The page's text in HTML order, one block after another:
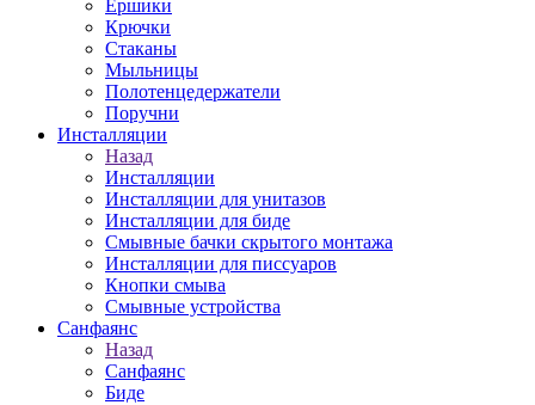
Ершики
Крючки
Стаканы
Мыльницы
Полотенцедержатели
Поручни
Инсталляции
Назад
Инсталляции
Инсталляции для унитазов
Инсталляции для биде
Смывные бачки скрытого монтажа
Инсталляции для писсуаров
Кнопки смыва
Смывные устройства
Санфаянс
Назад
Санфаянс
Биде